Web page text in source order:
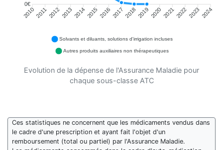
0€
2010201120122013 20142015 2016 2017 2018 2019 2020 202120222023 2024
Solvants et diluants, solutions d'irrigation incluses
Autres produits auxiliaires non thérapeutiques
Evolution de la dépense de l'Assurance Maladie pour
chaque sous-classe ATC
Ces statistiques ne concernent que les médicaments vendus dans
le cadre d'une prescription et ayant fait l'objet d'un
remboursement (total ou partiel) par l'Assurance Maladie.